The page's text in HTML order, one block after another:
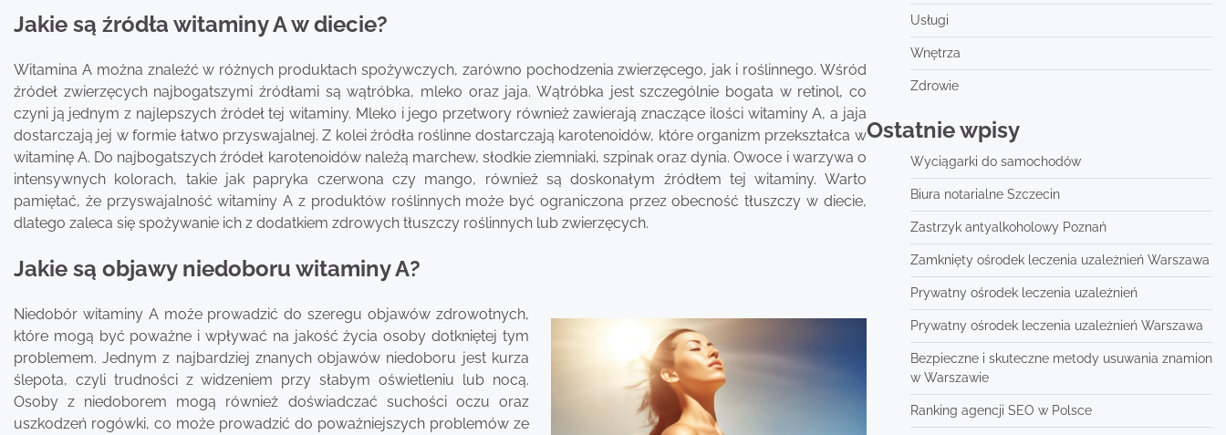
Jakie są źródła witaminy A w diecie?
Witamina A można znaleźć w różnych produktach spożywczych, zarówno pochodzenia zwierzęcego, jak i roślinnego. Wśród
źródeł zwierzęcych najbogatszymi źródłami są wątróbka, mleko oraz jaja. Wątróbka jest szczególnie bogata w retinol, co
czyni ją jednym z najlepszych źródeł tej witaminy. Mleko i jego przetwory również zawierają znaczące ilości witaminy A, a jaja
dostarczają jej w formie łatwo przyswajalnej. Z kolei źródła roślinne dostarczają karotenoidów, które organizm przekształca w
witaminę A. Do najbogatszych źródeł karotenoidów należą marchew, słodkie ziemniaki, szpinak oraz dynia. Owoce i warzywa o
intensywnych kolorach, takie jak papryka czerwona czy mango, również są doskonałym źródłem tej witaminy. Warto
pamiętać, że przyswajalność witaminy A z produktów roślinnych może być ograniczona przez obecność tłuszczy w diecie,
dlatego zaleca się spożywanie ich z dodatkiem zdrowych tłuszczy roślinnych lub zwierzęcych.
Jakie są objawy niedoboru witaminy A?
Niedobór witaminy A może prowadzić do szeregu objawów zdrowotnych,
które mogą być poważne i wpływać na jakość życia osoby dotkniętej tym
problemem. Jednym z najbardziej znanych objawów niedoboru jest kurza
ślepota, czyli trudności z widzeniem przy słabym oświetleniu lub nocą.
Osoby z niedoborem mogą również doświadczać suchości oczu oraz
uszkodzeń rogówki, co może prowadzić do poważniejszych problemów ze
Usługi
Wnętrza
Zdrowie
Ostatnie wpisy
Wyciągarki do samochodów
Biura notarialne Szczecin
Zastrzyk antyalkoholowy Poznań
Zamknięty ośrodek leczenia uzależnień Warszawa
Prywatny ośrodek leczenia uzależnień
Prywatny ośrodek leczenia uzależnień Warszawa
Bezpieczne i skuteczne metody usuwania znamion
w Warszawie
Ranking agencji SEO w Polsce